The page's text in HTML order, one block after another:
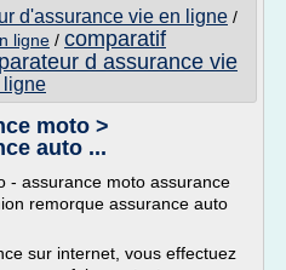
d'assurance vie en ligne /
ligne / comparatif
d assurance vie
ligne
moto >
auto ...
- assurance moto assurance
remorque assurance auto
sur internet, vous effectuez